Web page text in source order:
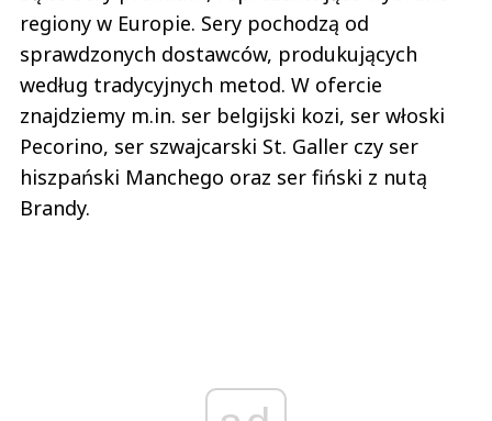
regiony w Europie. Sery pochodzą od
sprawdzonych dostawców, produkujących
według tradycyjnych metod. W ofercie
znajdziemy m.in. ser belgijski kozi, ser włoski
Pecorino, ser szwajcarski St. Galler czy ser
hiszpański Manchego oraz ser fiński z nutą
Brandy.